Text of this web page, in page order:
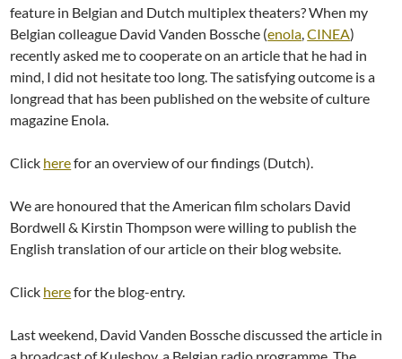
feature in Belgian and Dutch multiplex theaters? When my
Belgian colleague David Vanden Bossche (enola ,CINEA)
recently asked me to cooperate on an article that he had in
mind, I did not hesitate too long. The satisfying outcome is a
longread that has been published on the website of culture
magazine Enola.
Click herefor an overview of our findings (Dutch).
We are honoured that the American film scholars David
Bordwell & Kirstin Thompson were willing to publish the
English translation of our article on their blog website.
Click herefor the blog-entry.
Last weekend, David Vanden Bossche discussed the article in